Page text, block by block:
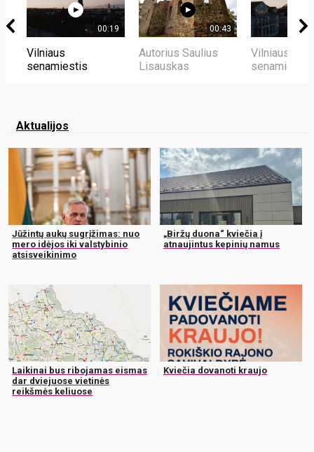
00:19
Vilniaus
senamiestis
00:43
Autorius Saulius
Lisauskas
Vilniaus
senamiestis
Aktualijos
Jūžintų aukų sugrįžimas: nuo
mero idėjos iki valstybinio
atsisveikinimo
„Biržų duona“ kviečia į
atnaujintus kepinių namus
Laikinai bus ribojamas eismas
dar dviejuose vietinės
reikšmės keliuose
Kviečia dovanoti kraujo